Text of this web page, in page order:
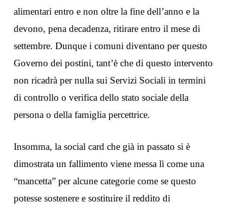
alimentari entro e non oltre la fine dell’anno e la
devono, pena decadenza, ritirare entro il mese di
settembre. Dunque i comuni diventano per questo
Governo dei postini, tant’è che di questo intervento
non ricadrà per nulla sui Servizi Sociali in termini
di controllo o verifica dello stato sociale della
persona o della famiglia percettrice.
Insomma, la social card che già in passato si è
dimostrata un fallimento viene messa lì come una
“mancetta” per alcune categorie come se questo
potesse sostenere e sostituire il reddito di